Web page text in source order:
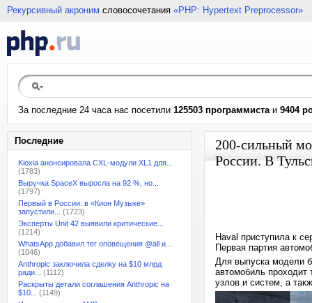
Рекурсивный акроним словосочетания «PHP: Hypertext Preprocessor»
За последние 24 часа нас посетили 125503 программистаи 9404
Последние
Kioxia анонсировала CXL-модули XL1 для...
(1783)
Выручка SpaceX выросла на 92 %, но...
(1797)
Первый в России: в «Кион Музыке»
запустили...
(1723)
Эксперты Unit 42 выявили критические...
(1214)
WhatsApp добавил тег оповещения @all и...
(1046)
Anthropic заключила сделку на $10 млрд
ради...
(1112)
Раскрыты детали соглашения Anthropic на
$10...
(1149)
200-сильный
России. В
Haval приступила к
Первая партия
Для выпуска модели
автомобиль проходит
узлов и систем, а